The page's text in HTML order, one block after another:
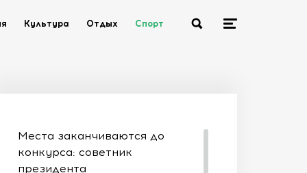
Культура Отдых Спорт
Места заканчиваются до
конкурса: советник
президента